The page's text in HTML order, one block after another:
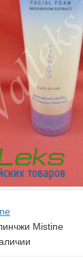
Mistine